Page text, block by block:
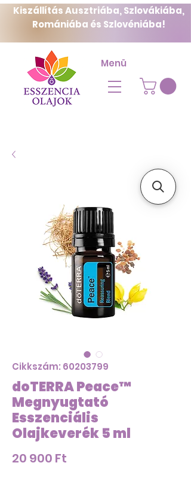
Kiszállítás Ausztriába, Szlovákiába,
Romániába és Szlovéniába!
Menü
Cikkszám: 60203799
doTERRA Peace™
Megnyugtató
Esszenciális
Olajkeverék 5 ml
20 900 Ft